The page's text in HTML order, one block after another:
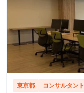
東京都 コンサルタント